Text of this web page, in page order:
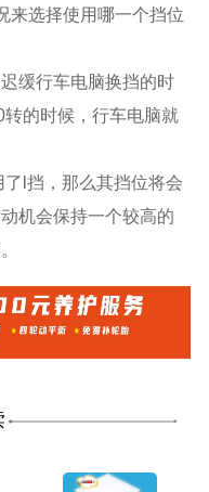
来选择使用哪一个挡位
缓行车电脑换挡的时
的时候，行车电脑就
l挡，那么其挡位将会
机会保持一个较高的